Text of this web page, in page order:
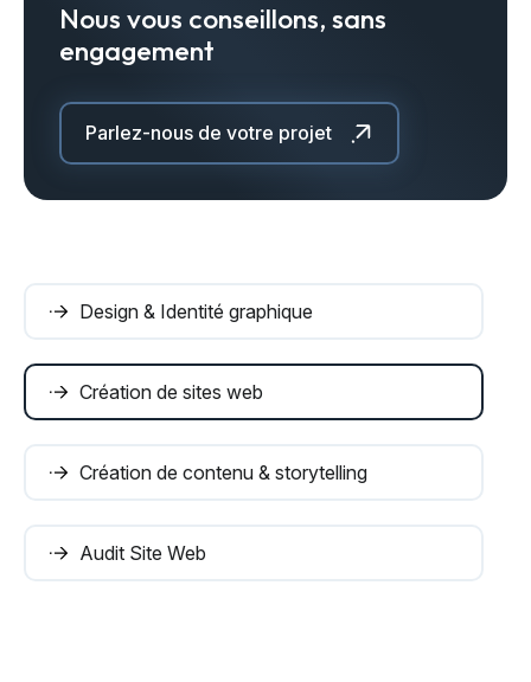
Nous vous conseillons, sans
engagement
Parlez-nous de votre projet
Design & Identité graphique
Création de sites web
Création de contenu & storytelling
Audit Site Web